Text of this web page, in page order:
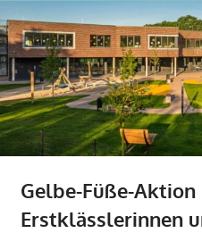
Gelbe-Füße-
Erstklässlerinnen